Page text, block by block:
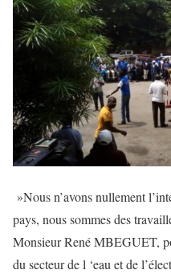
»Nous n’avons nullement
pays, nous sommes des
Monsieur René MBEGUET,
du secteur de l ‘eau et de